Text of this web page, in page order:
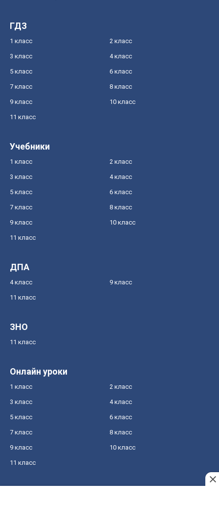
ГДЗ
1 класс 2 класс
3 класс 4 класс
5 класс 6 класс
7 класс 8 класс
9 класс 10 класс
11 класс
Учебники
1 класс 2 класс
3 класс 4 класс
5 класс 6 класс
7 класс 8 класс
9 класс 10 класс
11 класс
ДПА
4 класс 9 класс
11 класс
ЗНО
11 класс
Онлайн уроки
1 класс 2 класс
3 класс 4 класс
5 класс 6 класс
7 класс 8 класс
9 класс 10 класс
11 класс